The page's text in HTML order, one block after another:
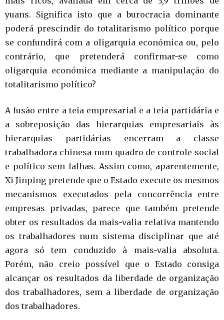
yuans. Significa isto que a burocracia dominante
poderá prescindir do totalitarismo político porque
se confundirá com a oligarquia económica ou, pelo
contrário, que pretenderá confirmar-se como
oligarquia económica mediante a manipulação do
totalitarismo político?
A fusão entre a teia empresarial e a teia partidária e
a sobreposição das hierarquias empresariais às
hierarquias partidárias encerram a classe
trabalhadora chinesa num quadro de controle social
e político sem falhas. Assim como, aparentemente,
Xi Jinping pretende que o Estado execute os mesmos
mecanismos executados pela concorrência entre
empresas privadas, parece que também pretende
obter os resultados da mais-valia relativa mantendo
os trabalhadores num sistema disciplinar que até
agora só tem conduzido à mais-valia absoluta.
Porém, não creio possível que o Estado consiga
alcançar os resultados da liberdade de organização
dos trabalhadores, sem a liberdade de organização
dos trabalhadores.